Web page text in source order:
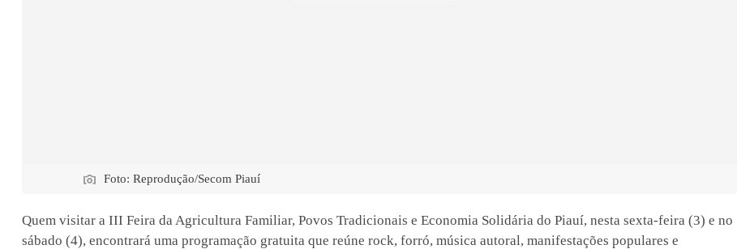
Foto: Reprodução/Secom Piauí
Quem visitar a III Feira da Agricultura Familiar, Povos Tradicionais e Economia Solidária do Piauí, nesta sexta-feira (3) e no
sábado (4), encontrará uma programação gratuita que reúne rock, forró, música autoral, manifestações populares e